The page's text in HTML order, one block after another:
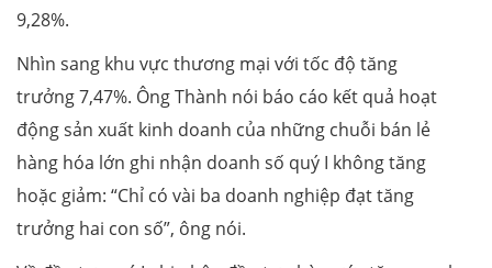
9,28%.
Nhìn sang khu vực thương mại với tốc độ tăng
trưởng 7,47%. Ông Thành nói báo cáo kết quả hoạt
động sản xuất kinh doanh của những chuỗi bán lẻ
hàng hóa lớn ghi nhận doanh số quý I không tăng
hoặc giảm: “Chỉ có vài ba doanh nghiệp đạt tăng
trưởng hai con số”, ông nói.